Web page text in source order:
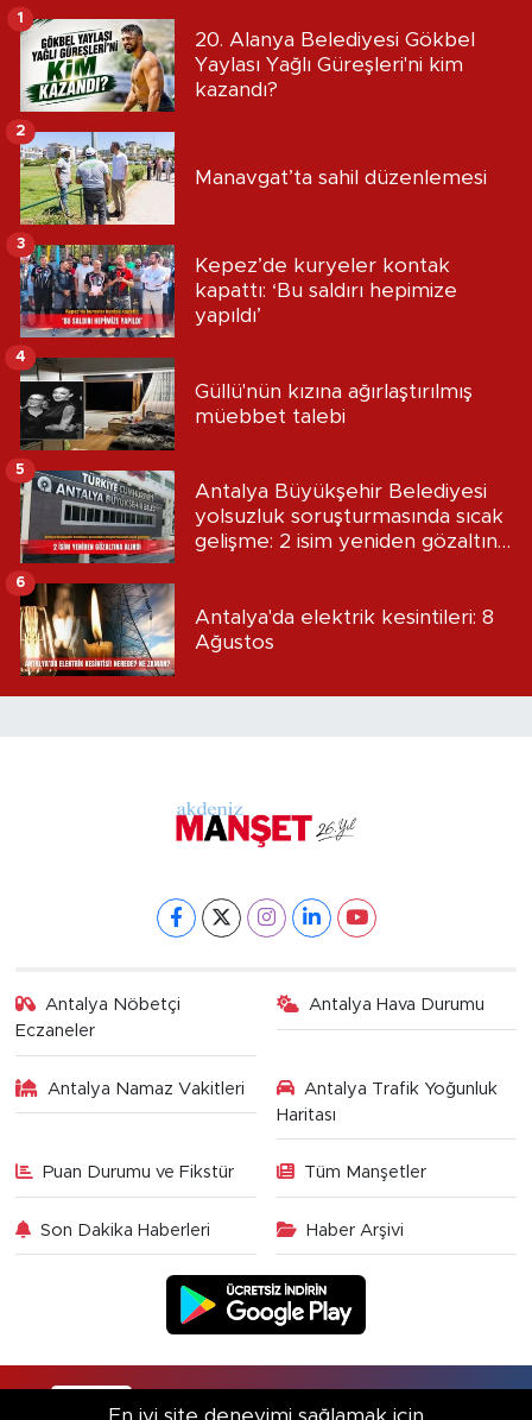
20. Alanya Belediyesi Gökbel
Yaylası Yağlı Güreşleri'ni kim
kazandı?
1
Manavgat’ta sahil düzenlemesi
2
Kepez’de kuryeler kontak
kapattı: ‘Bu saldırı hepimize
yapıldı’
3
Güllü'nün kızına ağırlaştırılmış
müebbet talebi
4
Antalya Büyükşehir Belediyesi
yolsuzluk soruşturmasında sıcak
gelişme: 2 isim yeniden gözaltına
5
Antalya'da elektrik kesintileri: 8
Ağustos
6
Antalya Nöbetçi
Eczaneler
Antalya Hava Durumu
Antalya Namaz Vakitleri
Antalya Trafik Yoğunluk
Haritası
Puan Durumu ve Fikstür Tüm Manşetler
Son Dakika Haberleri Haber Arşivi
En iyi site deneyimi sağlamak için